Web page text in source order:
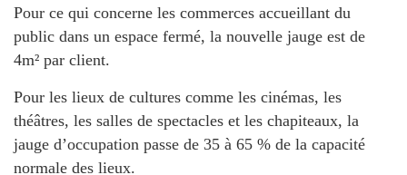
Pour ce qui concerne les commerces accueillant du
public dans un espace fermé, la nouvelle jauge est de
4m² par client.
Pour les lieux de cultures comme les cinémas, les
théâtres, les salles de spectacles et les chapiteaux, la
jauge d’occupation passe de 35 à 65 % de la capacité
normale des lieux.